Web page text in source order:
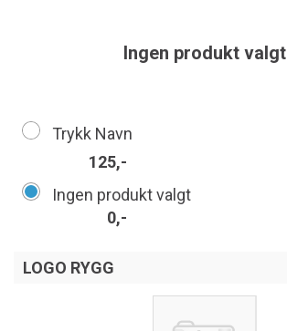
Ingen produkt valgt
Trykk Navn
125,-
Ingen produkt valgt
0,-
LOGO RYGG